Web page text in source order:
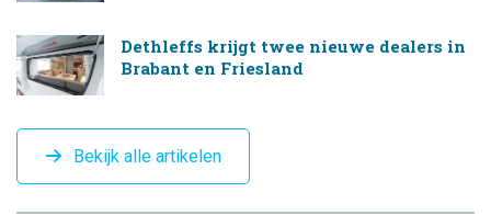
Dethleffs krijgt twee nieuwe dealers in
Brabant en Friesland
Bekijk alle artikelen